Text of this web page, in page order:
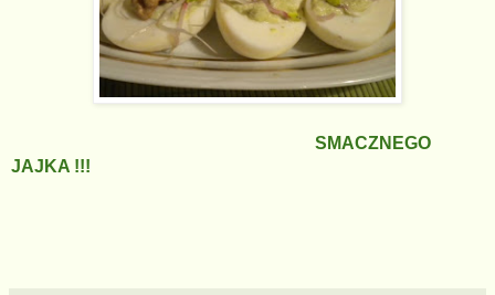
SMACZNEGO
JAJKA !!!